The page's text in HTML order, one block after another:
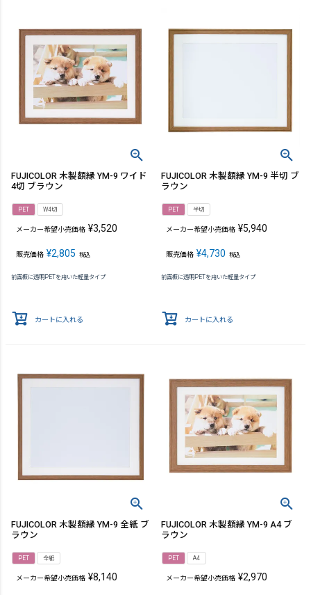
FUJICOLOR 木製額縁 YM-9 ワイド
4切 ブラウン
PET W4切
メーカー希望小売価格 ¥3,520
販売価格 ¥2,805 税込
前面板に透明PETを用いた軽量タイプ
カートに入れる
FUJICOLOR 木製額縁 YM-9 半切 ブ
ラウン
PET 半切
メーカー希望小売価格 ¥5,940
販売価格 ¥4,730 税込
前面板に透明PETを用いた軽量タイプ
カートに入れる
FUJICOLOR 木製額縁 YM-9 全紙 ブ
ラウン
PET 全紙
メーカー希望小売価格 ¥8,140
FUJICOLOR 木製額縁 YM-9 A4 ブ
ラウン
PET A4
メーカー希望小売価格 ¥2,970